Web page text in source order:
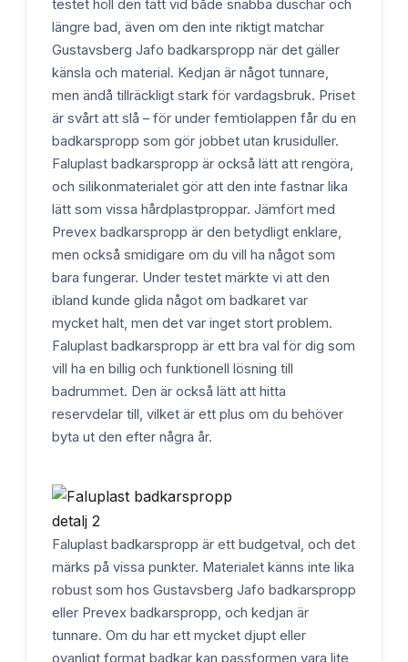
testet höll den tätt vid både snabba duschar och
längre bad, även om den inte riktigt matchar
Gustavsberg Jafo badkarspropp när det gäller
känsla och material. Kedjan är något tunnare,
men ändå tillräckligt stark för vardagsbruk. Priset
är svårt att slå – för under femtiolappen får du en
badkarspropp som gör jobbet utan krusiduller.
Faluplast badkarspropp är också lätt att rengöra,
och silikonmaterialet gör att den inte fastnar lika
lätt som vissa hårdplastproppar. Jämfört med
Prevex badkarspropp är den betydligt enklare,
men också smidigare om du vill ha något som
bara fungerar. Under testet märkte vi att den
ibland kunde glida något om badkaret var
mycket halt, men det var inget stort problem.
Faluplast badkarspropp är ett bra val för dig som
vill ha en billig och funktionell lösning till
badrummet. Den är också lätt att hitta
reservdelar till, vilket är ett plus om du behöver
byta ut den efter några år.
Faluplast badkarspropp är ett budgetval, och det
märks på vissa punkter. Materialet känns inte lika
robust som hos Gustavsberg Jafo badkarspropp
eller Prevex badkarspropp, och kedjan är
tunnare. Om du har ett mycket djupt eller
ovanligt format badkar kan passformen vara lite